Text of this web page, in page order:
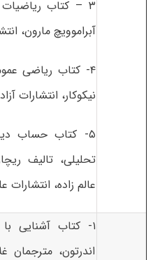
آبراموویچ مارون،
نیکوکار، انتشارات
۵- کتاب حساب
تحلیلی، تالیف
عالم زاده،
۱- کتاب آشنایی
اندرتون، مترجمان